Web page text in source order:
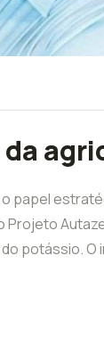
da
papel
potássio. O